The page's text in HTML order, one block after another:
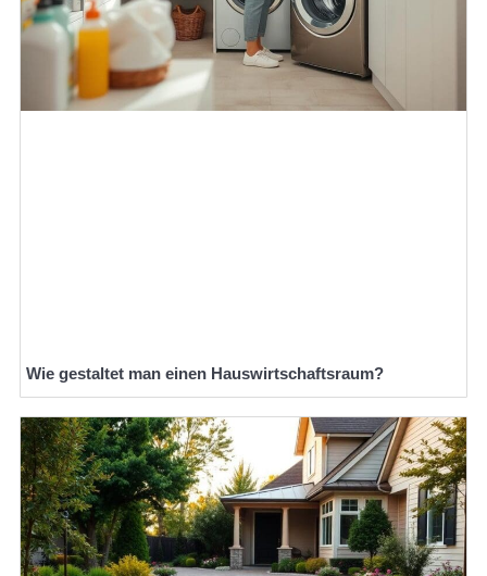
Wie gestaltet man einen Hauswirtschaftsraum?